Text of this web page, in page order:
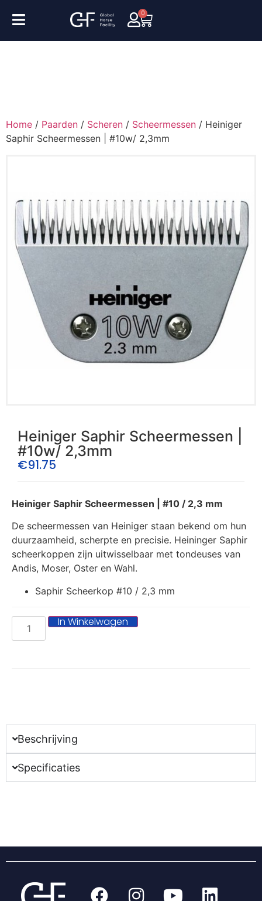
0
Home / Paarden / Scheren / Scheermessen / Heiniger
Saphir Scheermessen | #10w/ 2,3mm
Heiniger Saphir Scheermessen |
#10w/ 2,3mm
€91.75
Heiniger Saphir Scheermessen | #10 / 2,3 mm
De scheermessen van Heiniger staan bekend om hun
duurzaamheid, scherpte en precisie. Heininger Saphir
scheerkoppen zijn uitwisselbaar met tondeuses van
Andis, Moser, Oster en Wahl.
Saphir Scheerkop #10 / 2,3 mm
In Winkelwagen
Beschrijving
Specificaties